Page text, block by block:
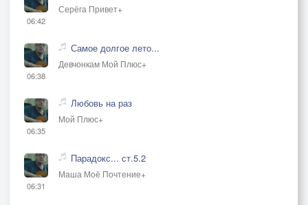
06:42
Серёга Привет+
06:38
Самое долгое лето...
Девчонкам Мой Плюс+
06:35
Любовь на раз
Мой Плюс+
06:31
Парадокс... ст.5.2
Маша Моё Почтение+